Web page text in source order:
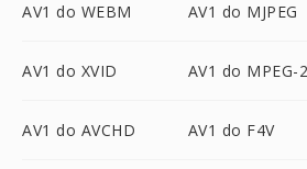
AV1 do WEBM AV1 do MJPEG
AV1 do XVID AV1 do MPEG-2
AV1 do AVCHD AV1 do F4V